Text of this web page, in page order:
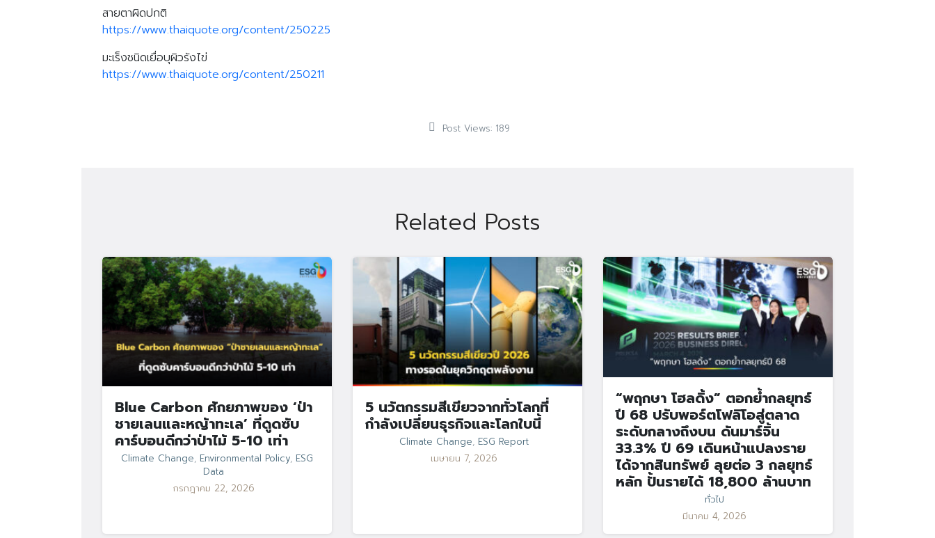
สายตาผิดปกติ
https://www.thaiquote.org/content/250225
มะเร็งชนิดเยื่อบุผิวรังไข่
https://www.thaiquote.org/content/250211
Post Views: 189
Related Posts
Blue Carbon ศักยภาพของ ‘ป่า
ชายเลนและหญ้าทะเล’ ที่ดูดซับ
คาร์บอนดีกว่าป่าไม้ 5-10 เท่า
Climate Change, Environmental Policy, ESG
Data
กรกฎาคม 22, 2026
5 นวัตกรรมสีเขียวจากทั่วโลกที่
กำลังเปลี่ยนธุรกิจและโลกใบนี้
Climate Change, ESG Report
เมษายน 7, 2026
“พฤกษา โฮลดิ้ง” ตอกย้ำกลยุทธ์
ปี 68 ปรับพอร์ตโฟลิโอสู่ตลาด
ระดับกลางถึงบน ดันมาร์จิ้น
33.3% ปี 69 เดินหน้าแปลงราย
ได้จากสินทรัพย์ ลุยต่อ 3 กลยุทธ์
หลัก ปั้นรายได้ 18,800 ล้านบาท
ทั่วไป
มีนาคม 4, 2026